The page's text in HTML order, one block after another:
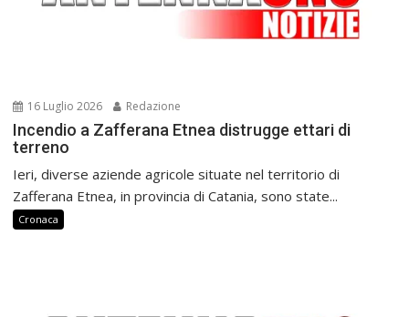
16 Luglio 2026 Redazione
Incendio a Zafferana Etnea distrugge ettari di
terreno
Ieri, diverse aziende agricole situate nel territorio di
Zafferana Etnea, in provincia di Catania, sono state...
Cronaca